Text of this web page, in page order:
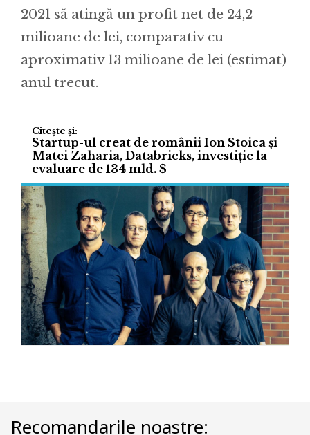
2021 să atingă un profit net de 24,2
milioane de lei, comparativ cu
aproximativ 13 milioane de lei (estimat)
anul trecut.
Startup-ul creat de românii Ion Stoica și
Matei Zaharia, Databricks, investiție la
evaluare de 134 mld. $
Recomandarile noastre: